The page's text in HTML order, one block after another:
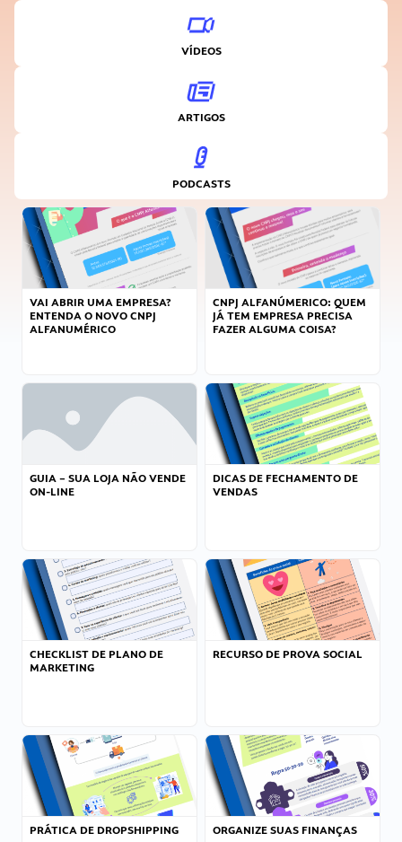
VÍDEOS
ARTIGOS
PODCASTS
VAI ABRIR UMA EMPRESA?
ENTENDA O NOVO CNPJ
ALFANUMÉRICO
CNPJ ALFANÚMERICO: QUEM
JÁ TEM EMPRESA PRECISA
FAZER ALGUMA COISA?
GUIA – SUA LOJA NÃO VENDE
ON-LINE
DICAS DE FECHAMENTO DE
VENDAS
CHECKLIST DE PLANO DE
MARKETING
RECURSO DE PROVA SOCIAL
PRÁTICA DE DROPSHIPPING ORGANIZE SUAS FINANÇAS